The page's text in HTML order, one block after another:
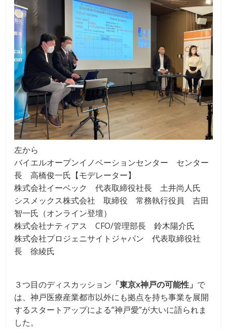
左から
バイエルオープンイノベーションセンター センター
長 高橋俊一氏【モデレーター】
株式会社イーベック 代表取締役社長 土井尚人氏
シスメックス株式会社 取締役 常務執行役員 吉田
智一氏（オンライン登壇）
株式会社ナティアス CFO/管理部長 鈴木陽介氏
株式会社プロジェニサイトジャパン 代表取締役社
長 徐綾氏
３つ目のディスカッション 「東京x神戸の可能性」 で
は、神戸医療産業都市以外にも拠点を持ち事業を展開
するスタートアップによる”神戸愛”が大いに語られま
した。